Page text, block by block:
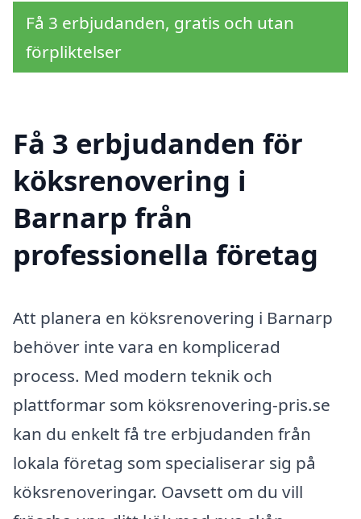
Få 3 erbjudanden, gratis och utan
förpliktelser
Få 3 erbjudanden för
köksrenovering i
Barnarp från
professionella företag
Att planera en köksrenovering i Barnarp
behöver inte vara en komplicerad
process. Med modern teknik och
plattformar som köksrenovering-pris.se
kan du enkelt få tre erbjudanden från
lokala företag som specialiserar sig på
köksrenoveringar. Oavsett om du vill